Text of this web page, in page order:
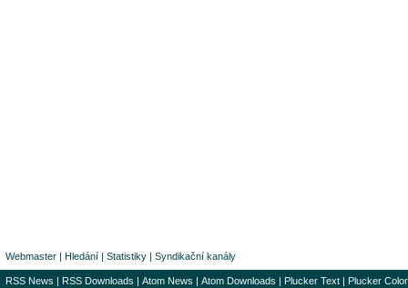
Webmaster | Hledání | Statistiky | Syndikační kanály
RSS News | RSS Downloads | Atom News | Atom Downloads | Plucker Text | Plucker Color